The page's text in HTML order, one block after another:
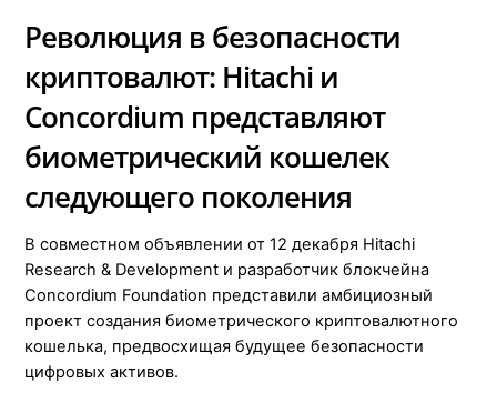
Революция в безопасности
криптовалют: Hitachi и
Concordium представляют
биометрический кошелек
следующего поколения
В совместном объявлении от 12 декабря Hitachi
Research & Development и разработчик блокчейна
Concordium Foundation представили амбициозный
проект создания биометрического криптовалютного
кошелька, предвосхищая будущее безопасности
цифровых активов.